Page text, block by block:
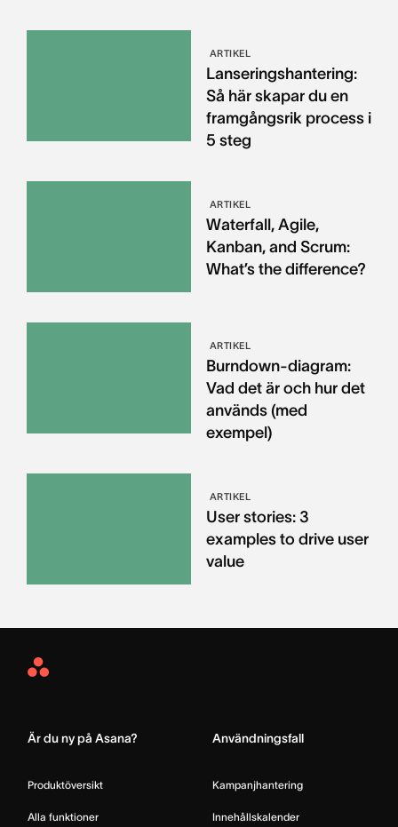
ARTIKEL
Lanseringshantering:
Så här skapar du en
framgångsrik process i
5 steg
ARTIKEL
Waterfall, Agile,
Kanban, and Scrum:
What’s the difference?
ARTIKEL
Burndown-diagram:
Vad det är och hur det
används (med
exempel)
ARTIKEL
User stories: 3
examples to drive user
value
Asana
Är du ny på Asana?
Produktöversikt
Alla funktioner
Användningsfall
Kampanjhantering
Innehållskalender